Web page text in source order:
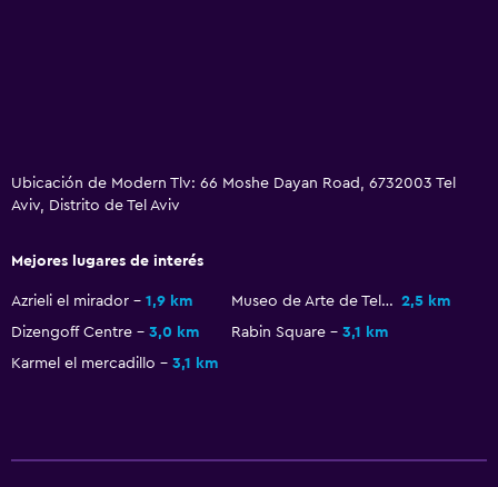
Ubicación de Modern Tlv: 66 Moshe Dayan Road, 6732003 Tel
Aviv, Distrito de Tel Aviv
Mejores lugares de interés
Azrieli el mirador 1,9 km Museo de Arte de Tel Aviv 2,5 km
Dizengoff Centre
3,0 km Rabin Square
3,1 km
Karmel el mercadillo
3,1 km